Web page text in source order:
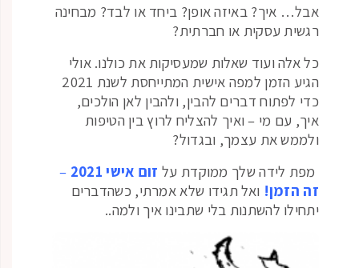
אבל… איך? באיזה אופן? ביחד או לבד? מבחינה
רגשית עסקית או חברתית?
כל אלה ועוד שאלות שמעסיקות את כולנו. אולי
הגיע הזמן למפה אישית המתייחסת לשנת 2021
כדי לפתוח דברים להבין, ולהבין לאן הולכים,
איך, עם מי – ואיך להצליח לרוץ בין הטיפות
ולממש את עצמך, ובגדול?
מפת לידה שלך ממוקדת על זום אישי 2021
–
זה הזמן! ואל תגידו שלא אמרתי, כשהדברים
יתחילו להשתנות בלי שתבינו איך ולמה..